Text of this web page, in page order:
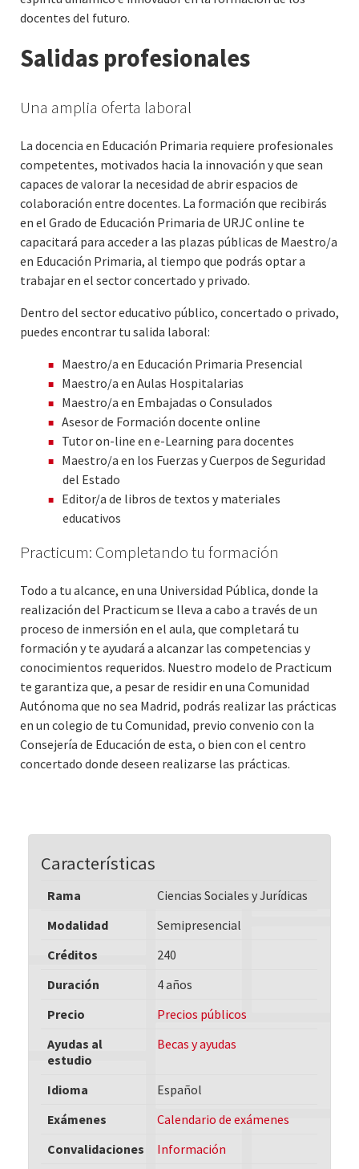
docentes del futuro.
Salidas profesionales
Una amplia oferta laboral
La docencia en Educación Primaria requiere profesionales
competentes, motivados hacia la innovación y que sean
capaces de valorar la necesidad de abrir espacios de
colaboración entre docentes. La formación que recibirás
en el Grado de Educación Primaria de URJC online te
capacitará para acceder a las plazas públicas de Maestro/a
en Educación Primaria, al tiempo que podrás optar a
trabajar en el sector concertado y privado.
Dentro del sector educativo público, concertado o privado,
puedes encontrar tu salida laboral:
Maestro/a en Educación Primaria Presencial
Maestro/a en Aulas Hospitalarias
Maestro/a en Embajadas o Consulados
Asesor de Formación docente online
Tutor on-line en e-Learning para docentes
Maestro/a en los Fuerzas y Cuerpos de Seguridad
del Estado
Editor/a de libros de textos y materiales
educativos
Practicum: Completando tu formación
Todo a tu alcance, en una Universidad Pública, donde la
realización del Practicum se lleva a cabo a través de un
proceso de inmersión en el aula, que completará tu
formación y te ayudará a alcanzar las competencias y
conocimientos requeridos. Nuestro modelo de Practicum
te garantiza que, a pesar de residir en una Comunidad
Autónoma que no sea Madrid, podrás realizar las prácticas
en un colegio de tu Comunidad, previo convenio con la
Consejería de Educación de esta, o bien con el centro
concertado donde deseen realizarse las prácticas.
Características
Rama
Ciencias Sociales y Jurídicas
Modalidad
Semipresencial
Créditos
240
Duración
4 años
Precio
Precios públicos
Ayudas al
estudio
Becas y ayudas
Idioma
Español
Exámenes
Calendario de exámenes
Convalidaciones
Información